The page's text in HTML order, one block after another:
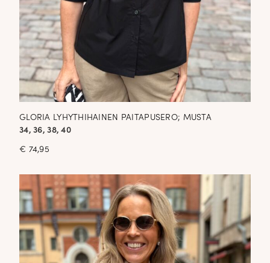
GLORIA LYHYTHIHAINEN PAITAPUSERO; MUSTA
34, 36, 38, 40
€ 74,95